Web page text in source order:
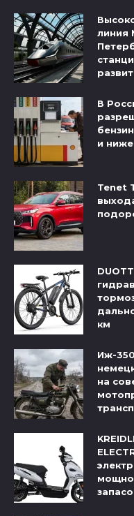
линия
В
и ниже
Tenet
км
Иж-
на